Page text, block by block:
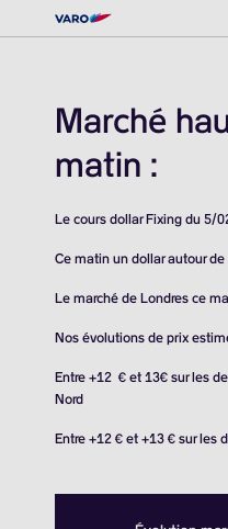
Marché
matin :
Le cours dollar Fixing du 5/
Ce matin un dollar autour
Le marché de Londres ce
Nos évolutions de prix
Entre +12 € et 13€ sur les
Nord
Entre +12 € et +13 € sur les